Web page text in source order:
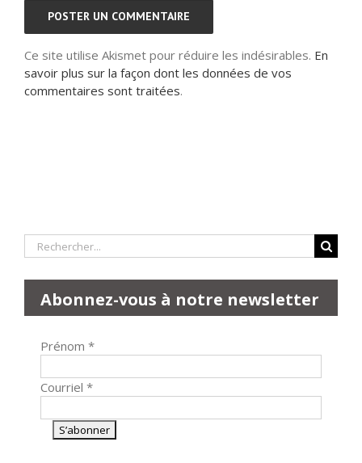
Ce site utilise Akismet pour réduire les indésirables. En
savoir plus sur la façon dont les données de vos
commentaires sont traitées.
Rechercher:
Abonnez-vous à notre newsletter
Prénom *
Courriel *